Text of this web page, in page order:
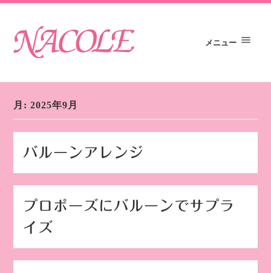
メニュー
月:2025年9月
バルーンアレンジ
プロポーズにバルーンでサプラ
イズ